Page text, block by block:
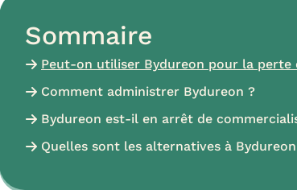
Sommaire
Peut-on utiliser Bydureon pour la perte
Comment administrer Bydureon ?
Bydureon est-il en arrêt de
Quelles sont les alternatives à